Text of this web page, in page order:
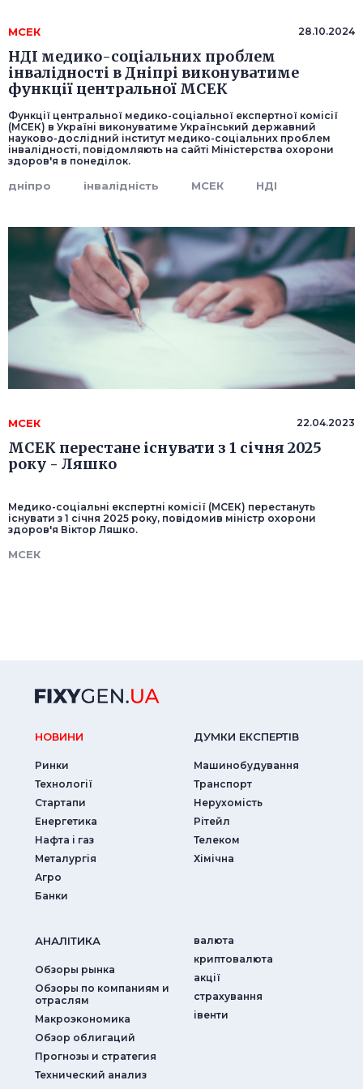
МСЕК 28.10.2024
НДІ медико-соціальних проблем
інвалідності в Дніпрі виконуватиме
функції центральної МСЕК
Функції центральної медико-соціальної експертної комісії
(МСЕК) в Україні виконуватиме Український державний
науково-дослідний інститут медико-соціальних проблем
інвалідності, повідомляють на сайті Міністерства охорони
здоров'я в понеділок.
дніпро інвалідність МСЕК НДІ
МСЕК 22.04.2023
МСЕК перестане існувати з 1 січня 2025
року - Ляшко
Медико-соціальні експертні комісії (МСЕК) перестануть
існувати з 1 січня 2025 року, повідомив міністр охорони
здоров'я Віктор Ляшко.
МСЕК
НОВИНИ
Ринки
Технології
Стартапи
Енергетика
Нафта і газ
Металургія
Агро
Банки
ДУМКИ ЕКСПЕРТIВ
Машинобудування
Транспорт
Нерухомість
Рітейл
Телеком
Хімічна
АНАЛIТИКА
Обзоры рынка
Обзоры по компаниям и
отраслям
Макроэкономика
Обзор облигаций
Прогнозы и стратегия
Технический анализ
валюта
криптовалюта
акції
страхування
iвенти